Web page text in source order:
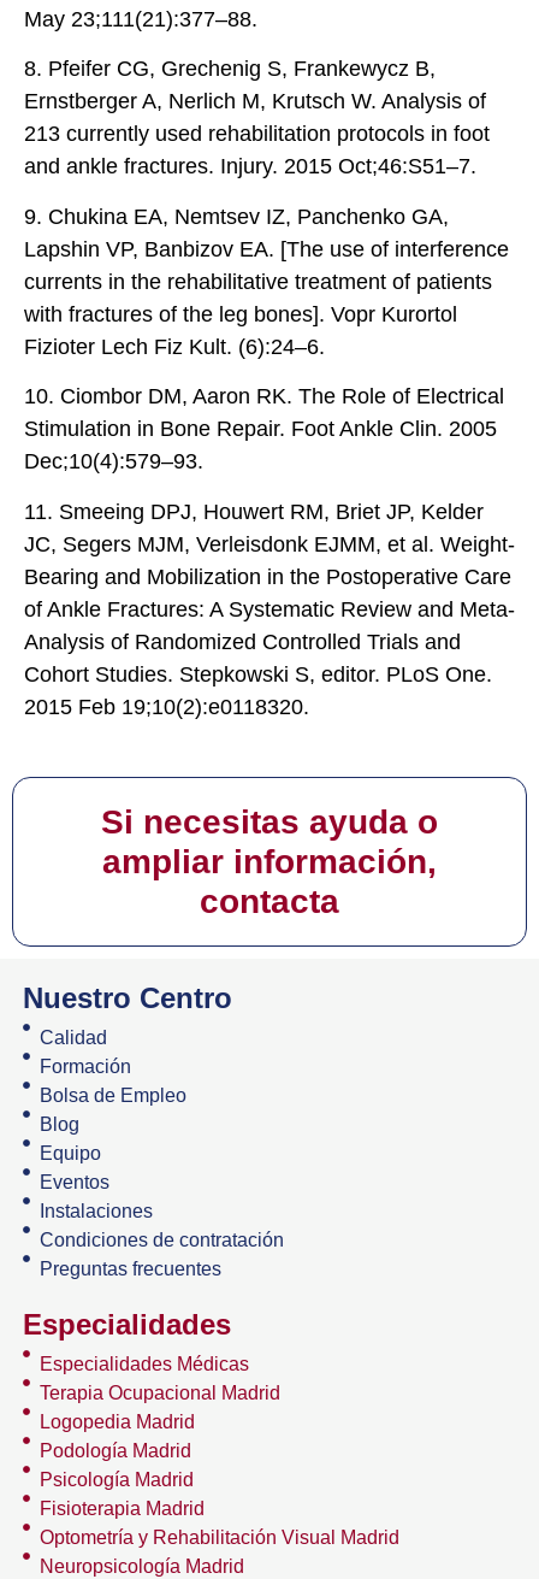
May 23;111(21):377–88.
8. Pfeifer CG, Grechenig S, Frankewycz B,
Ernstberger A, Nerlich M, Krutsch W. Analysis of
213 currently used rehabilitation protocols in foot
and ankle fractures. Injury. 2015 Oct;46:S51–7.
9. Chukina EA, Nemtsev IZ, Panchenko GA,
Lapshin VP, Banbizov EA. [The use of interference
currents in the rehabilitative treatment of patients
with fractures of the leg bones]. Vopr Kurortol
Fizioter Lech Fiz Kult. (6):24–6.
10. Ciombor DM, Aaron RK. The Role of Electrical
Stimulation in Bone Repair. Foot Ankle Clin. 2005
Dec;10(4):579–93.
11. Smeeing DPJ, Houwert RM, Briet JP, Kelder
JC, Segers MJM, Verleisdonk EJMM, et al. Weight-
Bearing and Mobilization in the Postoperative Care
of Ankle Fractures: A Systematic Review and Meta-
Analysis of Randomized Controlled Trials and
Cohort Studies. Stepkowski S, editor. PLoS One.
2015 Feb 19;10(2):e0118320.
Si necesitas ayuda o
ampliar información,
contacta
Nuestro Centro
Calidad
Formación
Bolsa de Empleo
Blog
Equipo
Eventos
Instalaciones
Condiciones de contratación
Preguntas frecuentes
Especialidades
Especialidades Médicas
Terapia Ocupacional Madrid
Logopedia Madrid
Podología Madrid
Psicología Madrid
Fisioterapia Madrid
Optometría y Rehabilitación Visual Madrid
Neuropsicología Madrid